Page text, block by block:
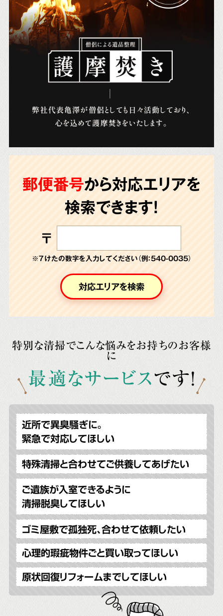
郵便番号から対応エリアを
検索できます!
〒
※７けたの数字を入力してください（例：540-0035）
対応エリアを検索
特別な清掃でこんな悩みをお持ちのお客様
に
最適なサービスです!
近所で異臭騒ぎに。
緊急で対応してほしい
特殊清掃と合わせてご供養してあげたい
ご遺族が入室できるように
清掃脱臭してほしい
ゴミ屋敷で孤独死、合わせて依頼したい
心理的瑕疵物件ごと買い取ってほしい
原状回復リフォームまでしてほしい